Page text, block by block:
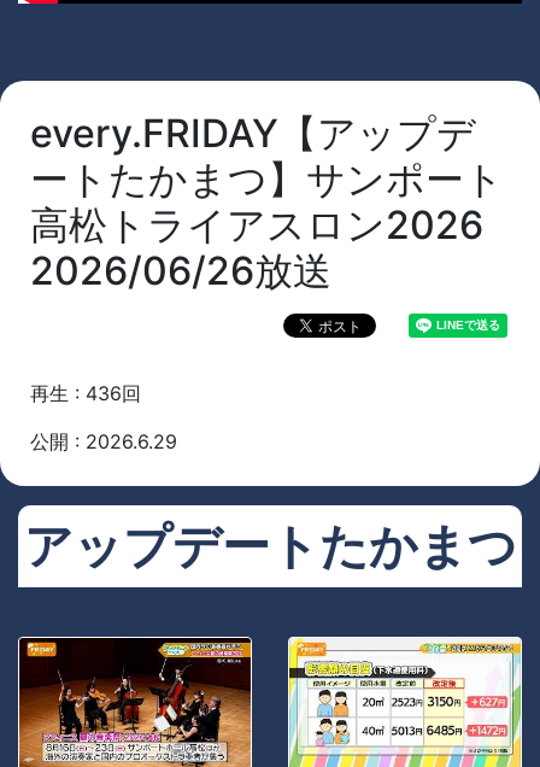
every.FRIDAY【アップデ
ートたかまつ】サンポート
高松トライアスロン2026
2026/06/26放送
再生 : 436回
公開 : 2026.6.29
アップデートたかまつ